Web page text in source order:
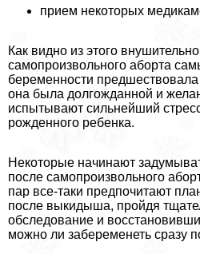
прием некоторых
Как видно из этого
самопроизвольного aбopта
беременности предшествовала
она была долгожданной и
испытывают сильнейший
рожденного ребенка.
Некоторые начинают
после самопроизвольного
пар все-таки предпочитают
после выкидыша, пройдя
обследование и
можно ли забеременеть сразу